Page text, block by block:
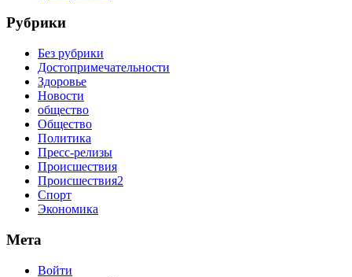
Рубрики
Без рубрики
Достопримечательности
Здоровье
Новости
общество
Общество
Политика
Пресс-релизы
Происшествия
Происшествия2
Спорт
Экономика
Мета
Войти